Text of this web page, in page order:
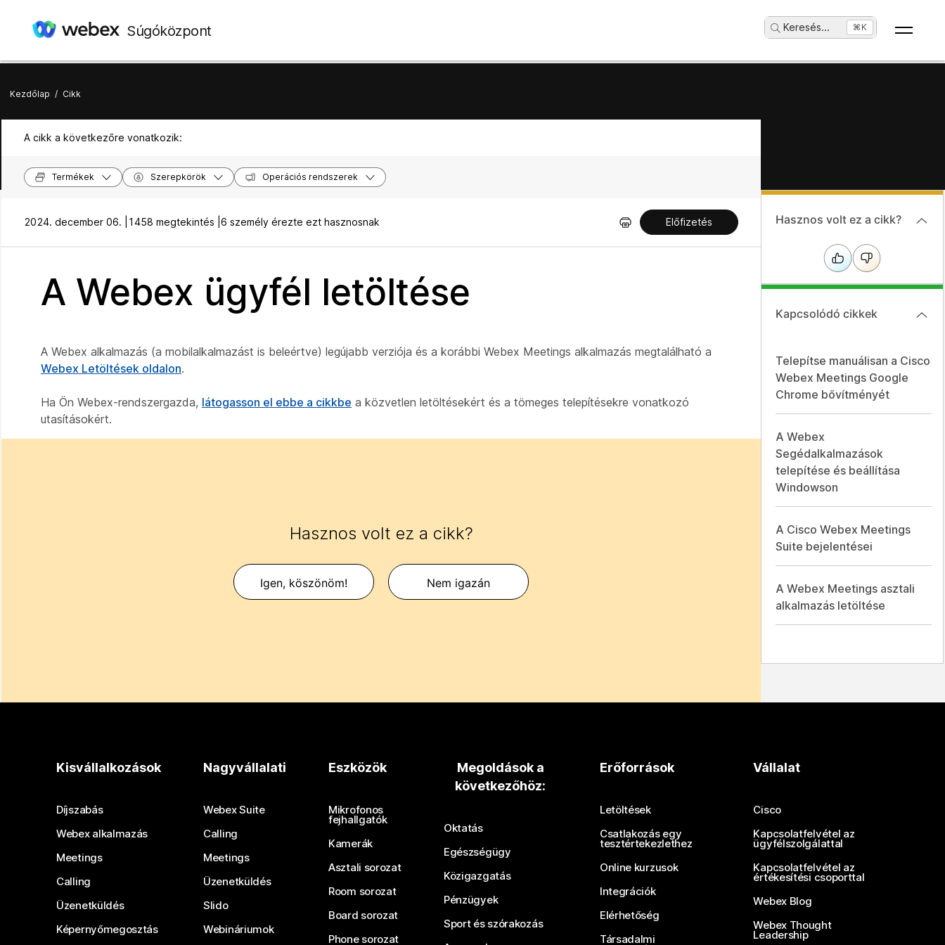
Súgóközpont Keresés... ⌘K
Kezdőlap / Cikk
A cikk a következőre vonatkozik:
Termékek Szerepkörök Operációs rendszerek
2024. december 06. | 1458 megtekintés | 6 személy érezte ezt hasznosnak Előfizetés
A Webex ügyfél letöltése
A Webex alkalmazás (a mobilalkalmazást is beleértve) legújabb verziója és a korábbi Webex Meetings alkalmazás megtalálható a
Webex Letöltések oldalon.
Ha Ön Webex-rendszergazda, látogasson el ebbe a cikkbe a közvetlen letöltésekért és a tömeges telepítésekre vonatkozó
utasításokért.
Hasznos volt ez a cikk?
Igen, köszönöm! Nem igazán
Hasznos volt ez a cikk?
Kapcsolódó cikkek
Telepítse manuálisan a Cisco
Webex Meetings Google
Chrome bővítményét
A Webex
Segédalkalmazások
telepítése és beállítása
Windowson
A Cisco Webex Meetings
Suite bejelentései
A Webex Meetings asztali
alkalmazás letöltése
Kisvállalkozások
Díjszabás
Webex alkalmazás
Meetings
Calling
Üzenetküldés
Képernyőmegosztás
Nagyvállalati
Webex Suite
Calling
Meetings
Üzenetküldés
Slido
Webináriumok
Eszközök
Mikrofonos
fejhallgatók
Kamerák
Asztali sorozat
Room sorozat
Board sorozat
Phone sorozat
Megoldások a
következőhöz:
Oktatás
Egészségügy
Közigazgatás
Pénzügyek
Sport és szórakozás
Erőforrások
Letöltések
Csatlakozás egy
tesztértekezlethez
Online kurzusok
Integrációk
Elérhetőség
Társadalmi
Vállalat
Cisco
Kapcsolatfelvétel az
ügyfélszolgálattal
Kapcsolatfelvétel az
értékesítési csoporttal
Webex Blog
Webex Thought
Leadership